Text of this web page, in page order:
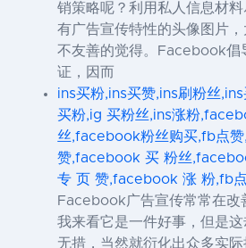
销策略呢？利用私人信息材
有广告宣传特性的头像图片
不友善的觉得。Facebook倡
证，因而
ins买粉,ins买赞,ins刷粉丝
买粉,ig 买粉丝,ins涨粉
丝,facebook粉丝购买,fb点
赞,facebook 买 粉丝
专 页 赞,facebook 涨 粉,fb
Facebook广告宣传常常在改
我来看它是一件好事，但是
无措，当然就衍化出众多实